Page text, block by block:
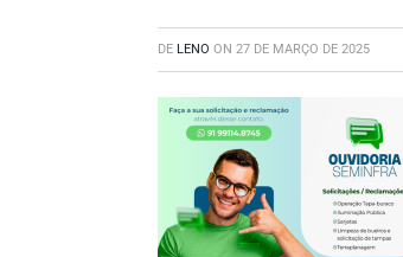
DE LENO ON 27 DE MARÇO DE 2025